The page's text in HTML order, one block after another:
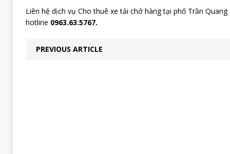
Liên hệ dịch vụ Cho thuê xe tải chở hàng tại phố Trần
hotline 0963.63.5767.
PREVIOUS ARTICLE